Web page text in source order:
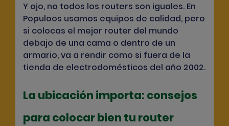
Y ojo, no todos los routers son iguales. En
Populoos usamos equipos de calidad, pero
si colocas el mejor router del mundo
debajo de una cama o dentro de un
armario, va a rendir como si fuera de la
tienda de electrodomésticos del año 2002.
La ubicación importa: consejos
para colocar bien tu router